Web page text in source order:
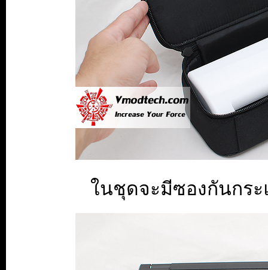
ในชุดจะมีซองกันกร